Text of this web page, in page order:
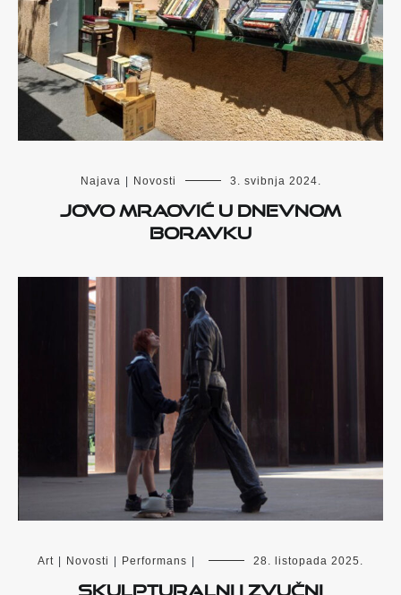
Najava Novosti 3. svibnja 2024.
Jovo Mraović u Dnevnom
boravku
Art Novosti Performans 28. listopada 2025.
Skulpturalni i zvučni